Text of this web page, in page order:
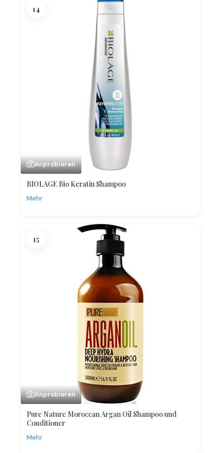
14
Anprobieren
BIOLAGE Bio Keratin Shampoo
Mehr
15
Anprobieren
Pure Nature Moroccan Argan Oil Shampoo und
Conditioner
Mehr